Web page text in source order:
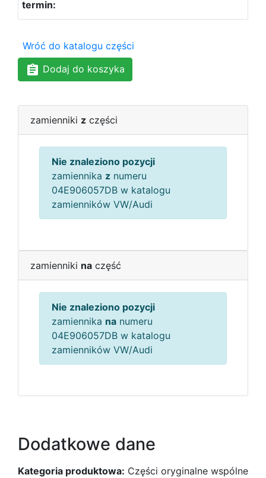
Wróć do katalogu części
Dodaj do koszyka
zamienniki z części
Nie znaleziono pozycji
zamiennika z numeru
04E906057DB w katalogu
zamienników VW/Audi
zamienniki na część
Nie znaleziono pozycji
zamiennika na numeru
04E906057DB w katalogu
zamienników VW/Audi
Dodatkowe dane
Kategoria produktowa: Części oryginalne wspólne